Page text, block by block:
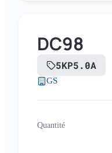
DC98
5KP5.0A
GS
Quantité